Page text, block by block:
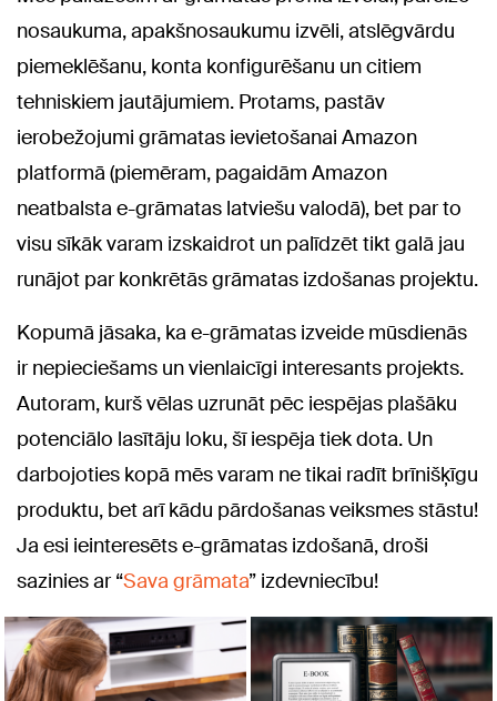
nosaukuma, apakšnosaukumu izvēli, atslēgvārdu
piemeklēšanu, konta konfigurēšanu un citiem
tehniskiem jautājumiem. Protams, pastāv
ierobežojumi grāmatas ievietošanai Amazon
platformā (piemēram, pagaidām Amazon
neatbalsta e-grāmatas latviešu valodā), bet par to
visu sīkāk varam izskaidrot un palīdzēt tikt galā jau
runājot par konkrētās grāmatas izdošanas projektu.
Kopumā jāsaka, ka e-grāmatas izveide mūsdienās
ir nepieciešams un vienlaicīgi interesants projekts.
Autoram, kurš vēlas uzrunāt pēc iespējas plašāku
potenciālo lasītāju loku, šī iespēja tiek dota. Un
darbojoties kopā mēs varam ne tikai radīt brīnišķīgu
produktu, bet arī kādu pārdošanas veiksmes stāstu!
Ja esi ieinteresēts e-grāmatas izdošanā, droši
sazinies ar “Sava grāmata” izdevniecību!